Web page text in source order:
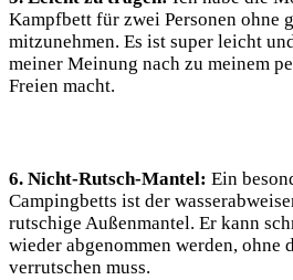
Kampfbett für zwei Personen ohne
mitzunehmen. Es ist super leicht
meiner Meinung nach zu meinem
Freien macht.
6. Nicht-Rutsch-Mantel: Ein
Campingbetts ist der
rutschige Außenmantel. Er kann
wieder abgenommen werden, ohne
verrutschen muss.